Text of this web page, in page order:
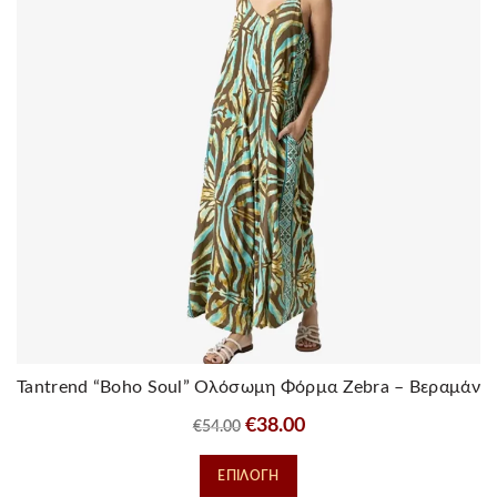
επιλογές
μπορούν
να
επιλεγούν
στη
σελίδα
του
προϊόντος
Tantrend “Boho Soul” Ολόσωμη Φόρμα Zebra – Βεραμάν
€54.00 Original
price
was:
€38.00Η
ΕΠΙΛΟΓΉ